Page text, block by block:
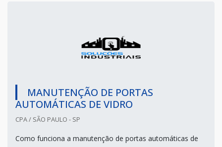
MANUTENÇÃO DE PORTAS
AUTOMÁTICAS DE VIDRO
CPA / SÃO PAULO - SP
Como funciona a manutenção de portas automáticas de